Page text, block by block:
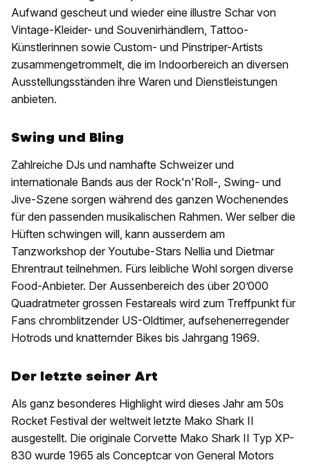
Aufwand gescheut und wieder eine illustre Schar von
Vintage-Kleider- und Souvenirhändlern, Tattoo-
Künstlerinnen sowie Custom- und Pinstriper-Artists
zusammengetrommelt, die im Indoorbereich an diversen
Ausstellungsständen ihre Waren und Dienstleistungen
anbieten.
Swing und Bling
Zahlreiche DJs und namhafte Schweizer und
internationale Bands aus der Rock'n'Roll-, Swing- und
Jive-Szene sorgen während des ganzen Wochenendes
für den passenden musikalischen Rahmen. Wer selber die
Hüften schwingen will, kann ausserdem am
Tanzworkshop der Youtube-Stars Nellia und Dietmar
Ehrentraut teilnehmen. Fürs leibliche Wohl sorgen diverse
Food-Anbieter. Der Aussenbereich des über 20’000
Quadratmeter grossen Festareals wird zum Treffpunkt für
Fans chromblitzender US-Oldtimer, aufsehenerregender
Hotrods und knatternder Bikes bis Jahrgang 1969.
Der letzte seiner Art
Als ganz besonderes Highlight wird dieses Jahr am 50s
Rocket Festival der weltweit letzte Mako Shark II
ausgestellt. Die originale Corvette Mako Shark II Typ XP-
830 wurde 1965 als Conceptcar von General Motors